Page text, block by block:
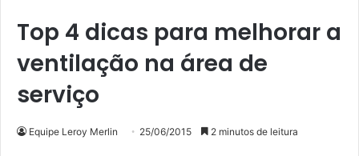
Top 4 dicas para melhorar a
ventilação na área de
serviço
Equipe Leroy Merlin 25/06/2015 2 minutos de leitura